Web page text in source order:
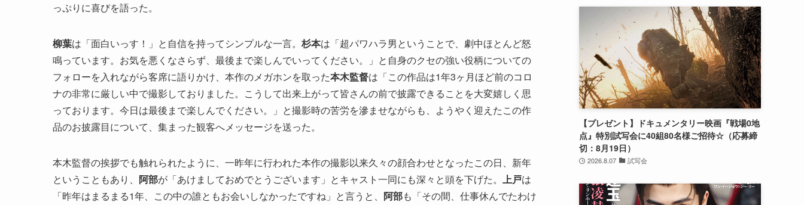
っぷりに喜びを語った。
柳葉は「面白いっす！」と自信を持ってシンプルな一言。 杉本は「超パワハラ男ということで、劇中ほとんど怒
鳴っています。お気を悪くなさらず、最後まで楽しんでいってください。」と自身のクセの強い役柄についての
フォローを入れながら客席に語りかけ、本作のメガホンを取った本木監督は「この作品は1年3ヶ月ほど前のコロ
ナの非常に厳しい中で撮影しておりました。こうして出来上がって皆さんの前で披露できることを大変嬉しく思
っております。今日は最後まで楽しんでください。」と撮影時の苦労を滲ませながらも、ようやく迎えたこの作
品のお披露目について、集まった観客へメッセージを送った。
本木監督の挨拶でも触れられたように、一昨年に行われた本作の撮影以来久々の顔合わせとなったこの日、新年
ということもあり、 阿部が「あけましておめでとうございます」とキャスト一同にも深々と頭を下げた。 上戸は
「昨年はまるまる1年、この中の誰ともお会いしなかったですね」と言うと、 阿部も「その間、仕事休んでたわけ
【プレゼント】ドキュメンタリー映画『戦場0地
点』特別試写会に40組80名様ご招待☆（応募締
切：8月19日）
2026.8.07 試写会